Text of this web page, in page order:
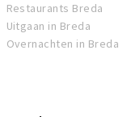
Restaurants Breda
Uitgaan in Breda
Overnachten in Breda